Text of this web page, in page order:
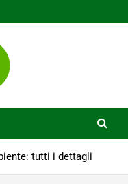
tutti i dettagli